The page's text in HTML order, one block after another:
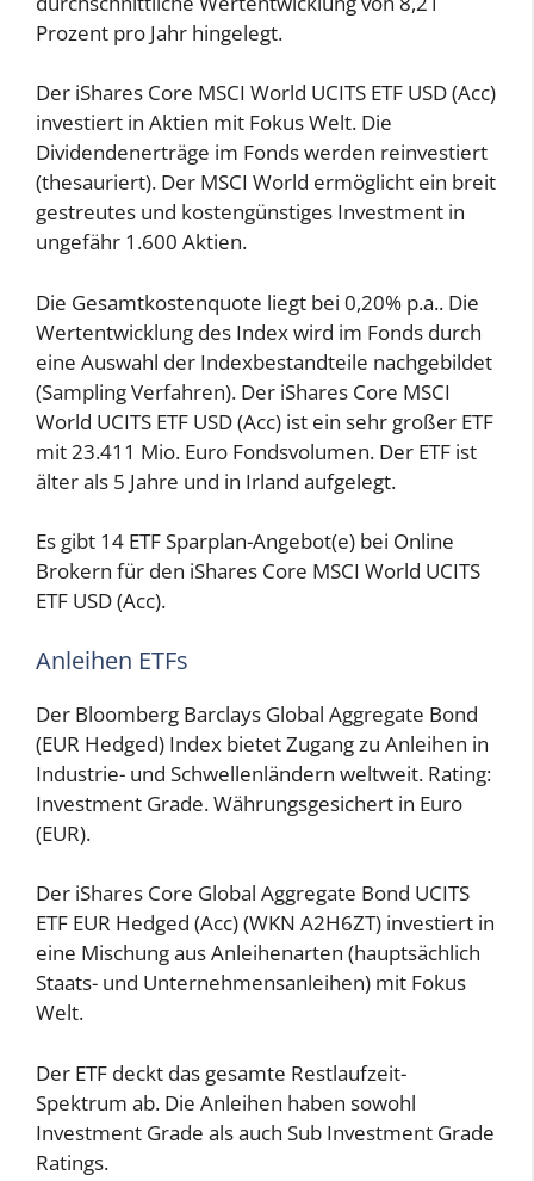
Prozent pro Jahr hingelegt.
Der iShares Core MSCI World UCITS ETF USD (Acc)
investiert in Aktien mit Fokus Welt. Die
Dividendenerträge im Fonds werden reinvestiert
(thesauriert). Der MSCI World ermöglicht ein breit
gestreutes und kostengünstiges Investment in
ungefähr 1.600 Aktien.
Die Gesamtkostenquote liegt bei 0,20% p.a.. Die
Wertentwicklung des Index wird im Fonds durch
eine Auswahl der Indexbestandteile nachgebildet
(Sampling Verfahren). Der iShares Core MSCI
World UCITS ETF USD (Acc) ist ein sehr großer ETF
mit 23.411 Mio. Euro Fondsvolumen. Der ETF ist
älter als 5 Jahre und in Irland aufgelegt.
Es gibt 14 ETF Sparplan-Angebot(e) bei Online
Brokern für den iShares Core MSCI World UCITS
ETF USD (Acc).
Anleihen ETFs
Der Bloomberg Barclays Global Aggregate Bond
(EUR Hedged) Index bietet Zugang zu Anleihen in
Industrie- und Schwellenländern weltweit. Rating:
Investment Grade. Währungsgesichert in Euro
(EUR).
Der iShares Core Global Aggregate Bond UCITS
ETF EUR Hedged (Acc) (WKN A2H6ZT) investiert in
eine Mischung aus Anleihenarten (hauptsächlich
Staats- und Unternehmensanleihen) mit Fokus
Welt.
Der ETF deckt das gesamte Restlaufzeit-
Spektrum ab. Die Anleihen haben sowohl
Investment Grade als auch Sub Investment Grade
Ratings.